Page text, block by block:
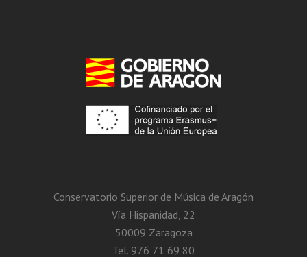
Conservatorio Superior de Música de Aragón
Vía Hispanidad, 22
50009 Zaragoza
Tel. 976 71 69 80